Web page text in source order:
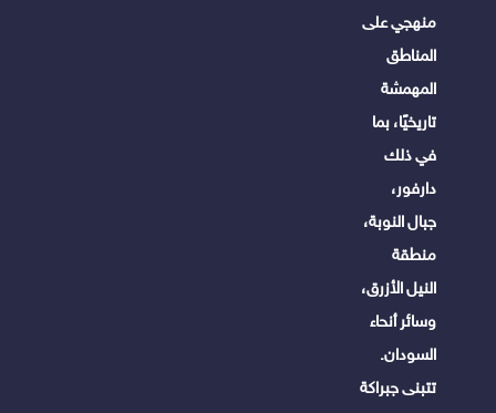
منهجي على
المناطق
المهمشة
تاريخيًا، بما
في ذلك
دارفور،
جبال النوبة،
منطقة
النيل الأزرق،
وسائر أنحاء
السودان.
تتبنى جبراكة